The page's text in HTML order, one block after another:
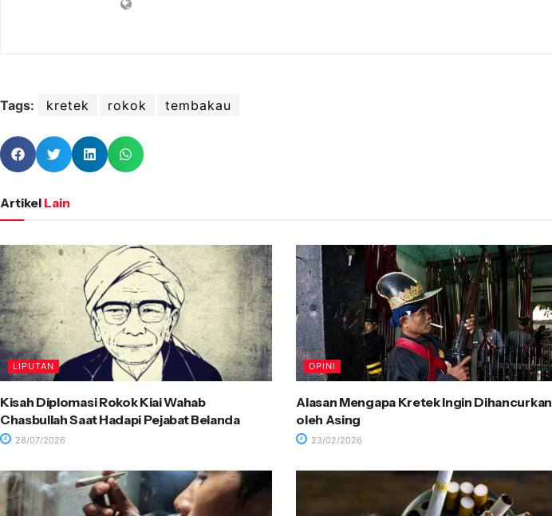
Tags: kretek rokok tembakau
Artikel Lain
LIPUTAN
Kisah Diplomasi Rokok Kiai Wahab
Chasbullah Saat Hadapi Pejabat Belanda
28/07/2026
OPINI
Alasan Mengapa Kretek Ingin Dihancurkan
oleh Asing
23/02/2026